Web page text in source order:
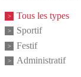
Tous les types
Sportif
Festif
Administratif